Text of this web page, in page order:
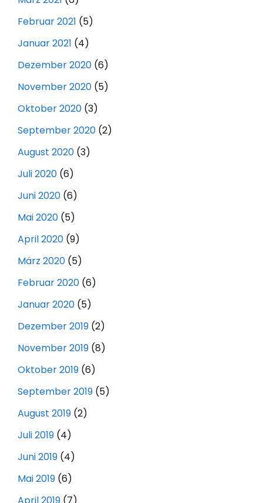
Februar 2021 (5)
Januar 2021 (4)
Dezember 2020 (6)
November 2020 (5)
Oktober 2020 (3)
September 2020 (2)
August 2020 (3)
Juli 2020 (6)
Juni 2020 (6)
Mai 2020 (5)
April 2020 (9)
März 2020 (5)
Februar 2020 (6)
Januar 2020 (5)
Dezember 2019 (2)
November 2019 (8)
Oktober 2019 (6)
September 2019 (5)
August 2019 (2)
Juli 2019 (4)
Juni 2019 (4)
Mai 2019 (6)